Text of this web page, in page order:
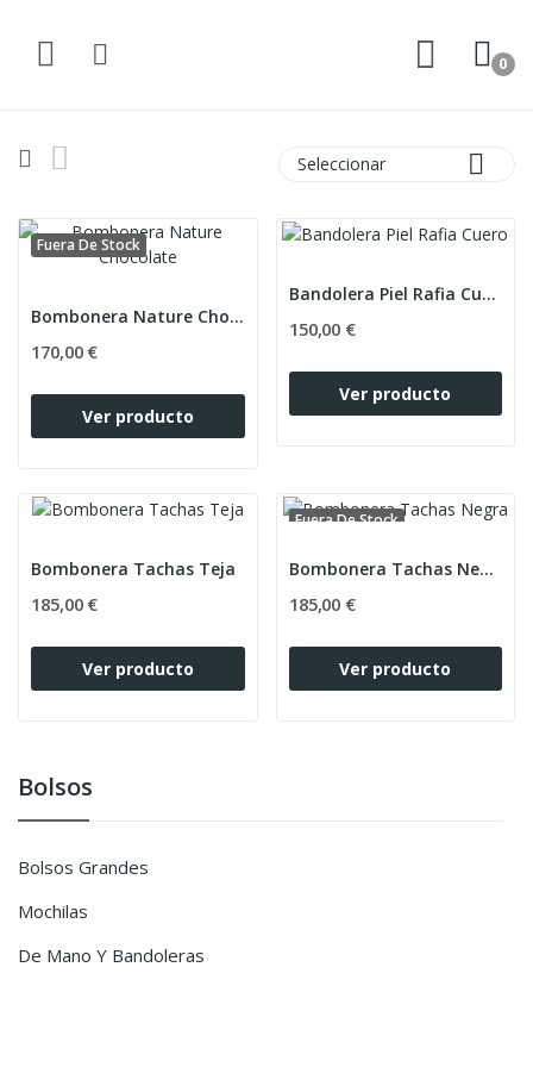
0
Bolsos
Bolsos Grandes
Mochilas
De Mano Y Bandoleras
Seleccionar 
Fuera De Stock
Bombonera Nature Chocolate
170,00 €
Ver producto
Bandolera Piel Rafia Cuero
150,00 €
Ver producto
Bombonera Tachas Teja
185,00 €
Ver producto
Fuera De Stock
Bombonera Tachas Negra
185,00 €
Ver producto